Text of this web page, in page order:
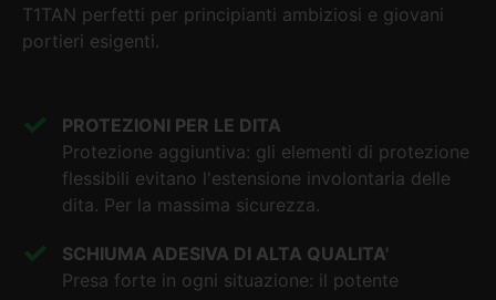
T1TAN perfetti per principianti ambiziosi e giovani
portieri esigenti.
PROTEZIONI PER LE DITA
Protezione aggiuntiva: gli elementi di protezione
flessibili evitano l'estensione involontaria delle
dita. Per la massima sicurezza.
SCHIUMA ADESIVA DI ALTA QUALITA'
Presa forte in ogni situazione: il potente